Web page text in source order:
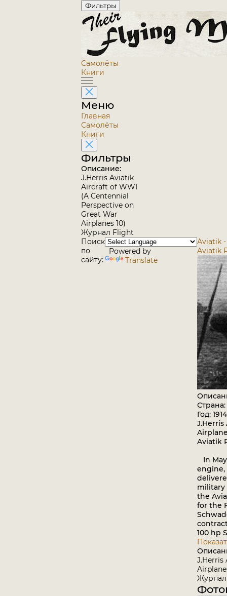
Фильтры
Самолёты
Книги
Меню
Главная
Самолёты
Книги
Фильтры
Описание:
J.Herris Aviatik
Aircraft of WWI
(A Centennial
Perspective on
Great War
Airplanes 10)
Журнал Flight
Поиск
по
сайту:
Powered by
Translate
Aviatik -
Aviatik
Год: 1914
Aviatik
In
engine,
military
the
for the
100 hp
J.Herris